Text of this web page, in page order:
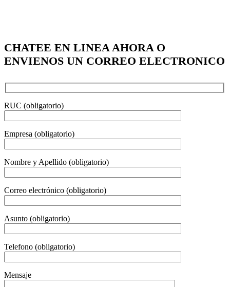
CHATEE EN LINEA AHORA O
ENVIENOS UN CORREO ELECTRONICO
RUC (obligatorio)
Empresa (obligatorio)
Nombre y Apellido (obligatorio)
Correo electrónico (obligatorio)
Asunto (obligatorio)
Telefono (obligatorio)
Mensaje